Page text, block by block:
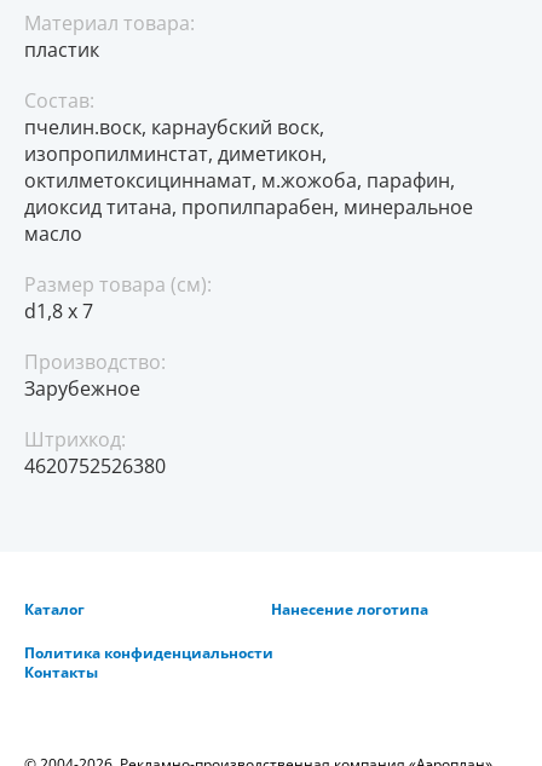
Материал товара:
пластик
Состав:
пчелин.воск, карнаубский воск,
изопропилминстат, диметикон,
октилметоксициннамат, м.жожоба, парафин,
диоксид титана, пропилпарабен, минеральное
масло
Размер товара (см):
d1,8 х 7
Производство:
Зарубежное
Штрихкод:
4620752526380
Каталог Нанесение логотипа
Политика конфиденциальности
Контакты